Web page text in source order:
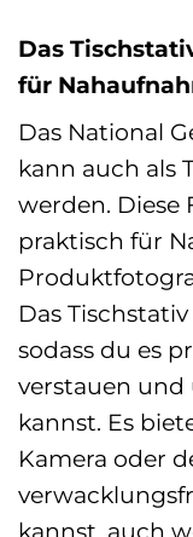
Das
für
Das National
kann auch als
werden. Diese
praktisch für
Das
sodass du es
verstauen
kannst. Es
Kamera oder
kannst, auch